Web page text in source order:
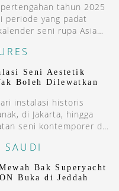
tahun 2025
periode yang padat
seni rupa Asia
Yogyakarta.
Seni Aestetik
Boleh Dilewatkan
instalasi historis
di Jakarta, hingga
seni kontemporer di
SAUDI
Bak Superyacht
Buka di Jeddah